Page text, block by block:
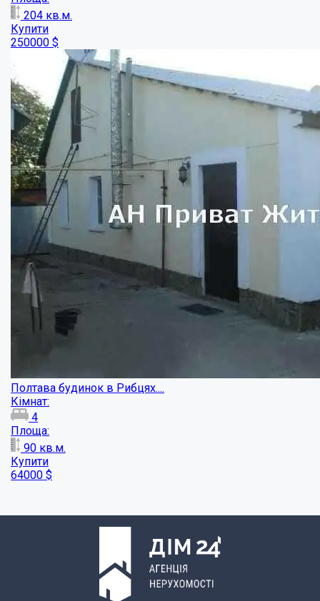
Будинок з великою ділянкою в Давидівці...
Кімнат:
3
Площа:
41.8кв.м.
Купити
19900 $